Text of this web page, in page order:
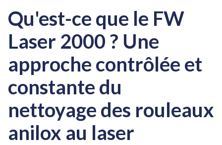
Qu'est-ce que le FW
Laser 2000 ? Une
approche contrôlée et
constante du
nettoyage des rouleaux
anilox au laser